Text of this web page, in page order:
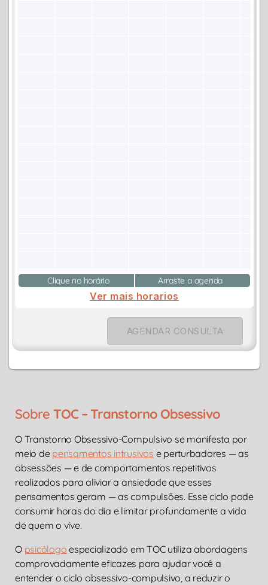
Clique no horário Arraste a agenda
Ver mais horarios
AGENDAR CONSULTA
Sobre TOC – Transtorno Obsessivo
O Transtorno Obsessivo-Compulsivo se manifesta por
meio de pensamentos intrusivos e perturbadores — as
obsessões — e de comportamentos repetitivos
realizados para aliviar a ansiedade que esses
pensamentos geram — as compulsões. Esse ciclo pode
consumir horas do dia e limitar profundamente a vida
de quem o vive.
O psicólogo especializado em TOC utiliza abordagens
comprovadamente eficazes para ajudar você a
entender o ciclo obsessivo-compulsivo, a reduzir o